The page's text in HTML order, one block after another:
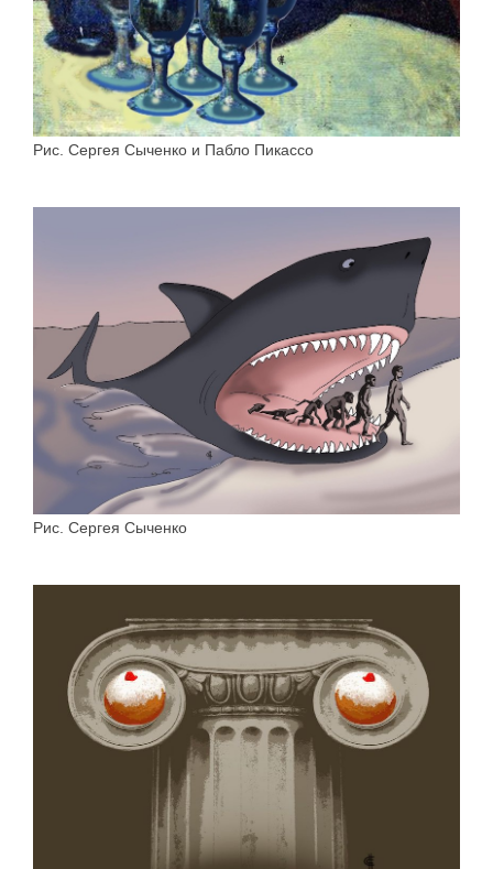
Рис. Сергея Сыченко и Пабло Пикассо
Рис. Сергея Сыченко